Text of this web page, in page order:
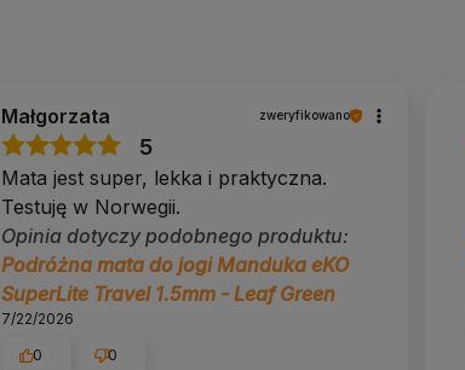
Małgorzata zweryfikowano
5
Mata jest super, lekka i praktyczna.
Testuję w Norwegii.
Opinia dotyczy podobnego produktu:
Podróżna mata do jogi Manduka eKO
SuperLite Travel 1.5mm - Leaf Green
7/22/2026
0 0